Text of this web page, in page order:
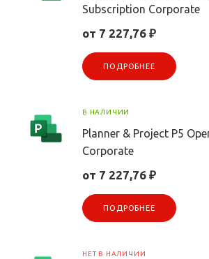
Subscription Corporate
от 7 227,76 ₽
ПОДРОБНЕЕ
В НАЛИЧИИ
Planner & Project P5
Corporate
от 7 227,76 ₽
ПОДРОБНЕЕ
НЕТ В НАЛИЧИИ